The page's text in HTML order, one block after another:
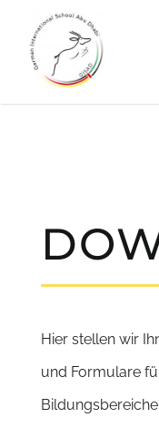
contentÜber uns
Neuigkeiten
Hier stellen wir
und Formulare